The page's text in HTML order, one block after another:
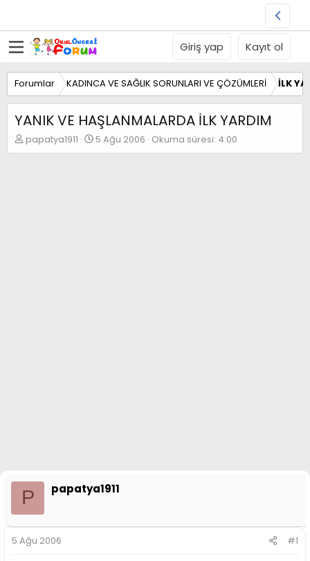
Giriş yap Kayıt ol
Forumlar KADINCA VE SAĞLIK SORUNLARI VE ÇÖZÜMLERİ İLK
YANIK VE HAŞLANMALARDA İLK YARDIM
K
o
papatya1911
B
a
5 Ağu 2006 Okuma süresi: 4:00
P papatya1911
5 Ağu 2006 #1